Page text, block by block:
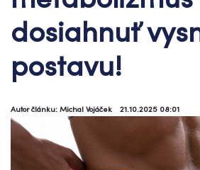
dosiahnuť
postavu!
Autor článku: Michal Vojáček 21.10.2025 08:01